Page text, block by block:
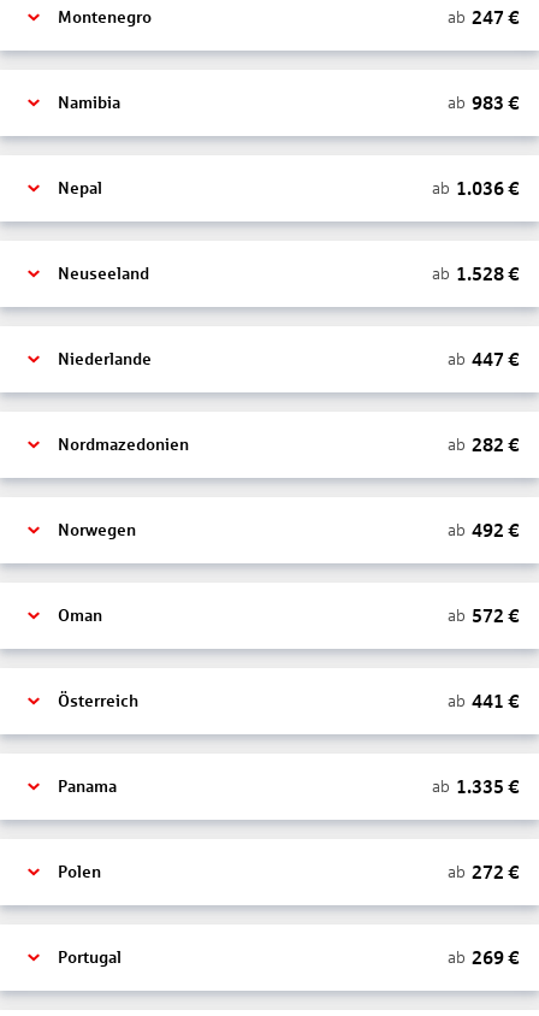
Montenegro ab 247 €
Namibia ab 983 €
Nepal ab 1.036€
Neuseeland ab 1.528€
Niederlande ab 447 €
Nordmazedonien ab 282 €
Norwegen ab 492 €
Oman ab 572 €
Österreich ab 441 €
Panama ab 1.335 €
Polen ab 272 €
Portugal ab 269€